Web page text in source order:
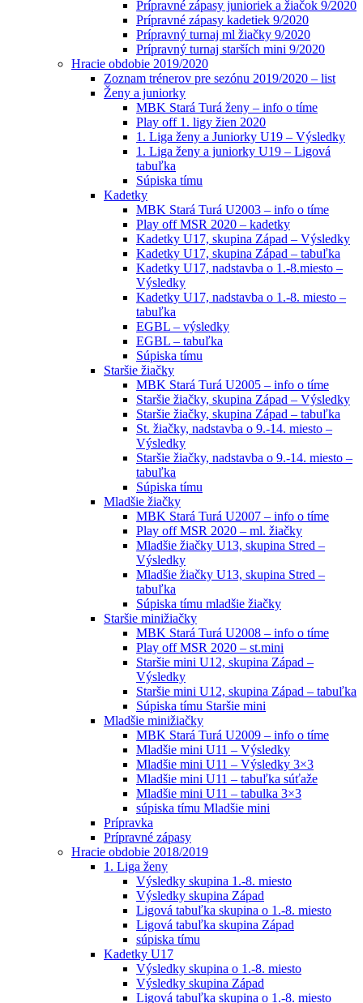
Prípravné zápasy junioriek a žiačok 9/2020
Prípravné zápasy kadetiek 9/2020
Prípravný turnaj ml žiačky 9/2020
Prípravný turnaj starších mini 9/2020
Hracie obdobie 2019/2020
Zoznam trénerov pre sezónu 2019/2020 – list
Ženy a juniorky
MBK Stará Turá ženy – info o tíme
Play off 1. ligy žien 2020
1. Liga ženy a Juniorky U19 – Výsledky
1. Liga ženy a juniorky U19 – Ligová
tabuľka
Súpiska tímu
Kadetky
MBK Stará Turá U2003 – info o tíme
Play off MSR 2020 – kadetky
Kadetky U17, skupina Západ – Výsledky
Kadetky U17, skupina Západ – tabuľka
Kadetky U17, nadstavba o 1.-8.miesto –
Výsledky
Kadetky U17, nadstavba o 1.-8. miesto –
tabuľka
EGBL – výsledky
EGBL – tabuľka
Súpiska tímu
Staršie žiačky
MBK Stará Turá U2005 – info o tíme
Staršie žiačky, skupina Západ – Výsledky
Staršie žiačky, skupina Západ – tabuľka
St. žiačky, nadstavba o 9.-14. miesto –
Výsledky
Staršie žiačky, nadstavba o 9.-14. miesto –
tabuľka
Súpiska tímu
Mladšie žiačky
MBK Stará Turá U2007 – info o tíme
Play off MSR 2020 – ml. žiačky
Mladšie žiačky U13, skupina Stred –
Výsledky
Mladšie žiačky U13, skupina Stred –
tabuľka
Súpiska tímu mladšie žiačky
Staršie minižiačky
MBK Stará Turá U2008 – info o tíme
Play off MSR 2020 – st.mini
Staršie mini U12, skupina Západ –
Výsledky
Staršie mini U12, skupina Západ – tabuľka
Súpiska tímu Staršie mini
Mladšie minižiačky
MBK Stará Turá U2009 – info o tíme
Mladšie mini U11 – Výsledky
Mladšie mini U11 – Výsledky 3×3
Mladšie mini U11 – tabuľka súťaže
Mladšie mini U11 – tabulka 3×3
súpiska tímu Mladšie mini
Prípravka
Prípravné zápasy
Hracie obdobie 2018/2019
1. Liga ženy
Výsledky skupina 1.-8. miesto
Výsledky skupina Západ
Ligová tabuľka skupina o 1.-8. miesto
Ligová tabuľka skupina Západ
súpiska tímu
Kadetky U17
Výsledky skupina o 1.-8. miesto
Výsledky skupina Západ
Ligová tabuľka skupina o 1.-8. miesto